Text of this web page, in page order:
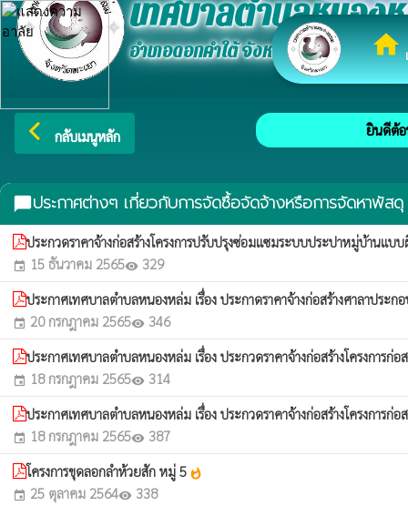
home
เทศบาลตำบลหนอง
อำเภอดอกคำใต้ จังหวัดพะเยา
arrow_back_ios กลับเมนูหลัก ยินดีต้อ
chat_bubbleประกาศต่างๆ เกี่ยวกับการจัดซื้อจัดจ้างหรือการจัดหาพัสดุ
ประกวดราคาจ้างก่อสร้างโครงการปรับปรุงซ่อมแซมระบบประปาหมู่บ้าน
event 15 ธันวาคม 2565visibility 329
ประกาศเทศบาลตำบลหนองหล่ม เรื่อง ประกาดราคาจ้างก่อสร้างศาลาป
event 20 กรกฎาคม 2565visibility 346
ประกาศเทศบาลตำบลหนองหล่ม เรื่อง ประกวดราคาจ้างก่อสร้างโครงกา
event 18 กรกฎาคม 2565visibility 314
ประกาศเทศบาลตำบลหนองหล่ม เรื่อง ประกวดราคาจ้างก่อสร้างโครงกา
event 18 กรกฎาคม 2565visibility 387
โครงการขุดลอกลำห้วยสัก หมู่ 5 whatshot
event 25 ตุลาคม 2564visibility 338